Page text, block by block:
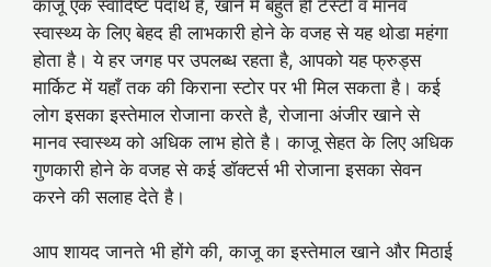
काजू एक स्वादिष्ट पदार्थ है, खाने में बहुत ही टेस्टी व मानव
स्वास्थ्य के लिए बेहद ही लाभकारी होने के वजह से यह थोडा महंगा
होता है। ये हर जगह पर उपलब्ध रहता है, आपको यह फ्रुड्स
मार्किट में यहाँ तक की किराना स्टोर पर भी मिल सकता है। कई
लोग इसका इस्तेमाल रोजाना करते है, रोजाना अंजीर खाने से
मानव स्वास्थ्य को अधिक लाभ होते है। काजू सेहत के लिए अधिक
गुणकारी होने के वजह से कई डॉक्टर्स भी रोजाना इसका सेवन
करने की सलाह देते है।
आप शायद जानते भी होंगे की, काजू का इस्तेमाल खाने और मिठाई